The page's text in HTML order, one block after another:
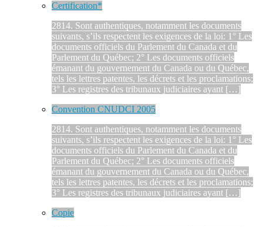
Certification*
2814. Sont authentiques, notamment les documents
suivants, s’ils respectent les exigences de la loi: 1° Les
documents officiels du Parlement du Canada et du
Parlement du Québec; 2° Les documents officiels
émanant du gouvernement du Canada ou du Québec,
tels les lettres patentes, les décrets et les proclamations;
3° Les registres des tribunaux judiciaires ayant […]
Convention CNUDCI 2005
2814. Sont authentiques, notamment les documents
suivants, s’ils respectent les exigences de la loi: 1° Les
documents officiels du Parlement du Canada et du
Parlement du Québec; 2° Les documents officiels
émanant du gouvernement du Canada ou du Québec,
tels les lettres patentes, les décrets et les proclamations;
3° Les registres des tribunaux judiciaires ayant […]
Copie